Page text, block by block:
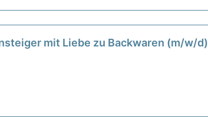
mit Liebe zu Backwaren (m/w/d)